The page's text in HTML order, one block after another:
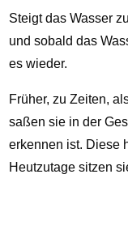
Steigt das Wasser
und sobald das
es wieder.
Früher, zu Zeiten,
saßen sie in der
erkennen ist. Diese
Heutzutage sitzen